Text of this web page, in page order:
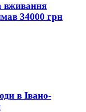
вживання
34000 грн
в Івано-